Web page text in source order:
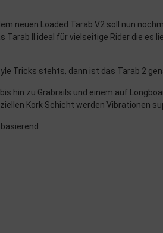
neuen Loaded Tarab V2 soll nun
II ideal für vielseitige Rider die es
Tricks stehts, dann ist das Tarab 2
hin zu Grabrails und einem auf
Kork Schicht werden Vibrationen